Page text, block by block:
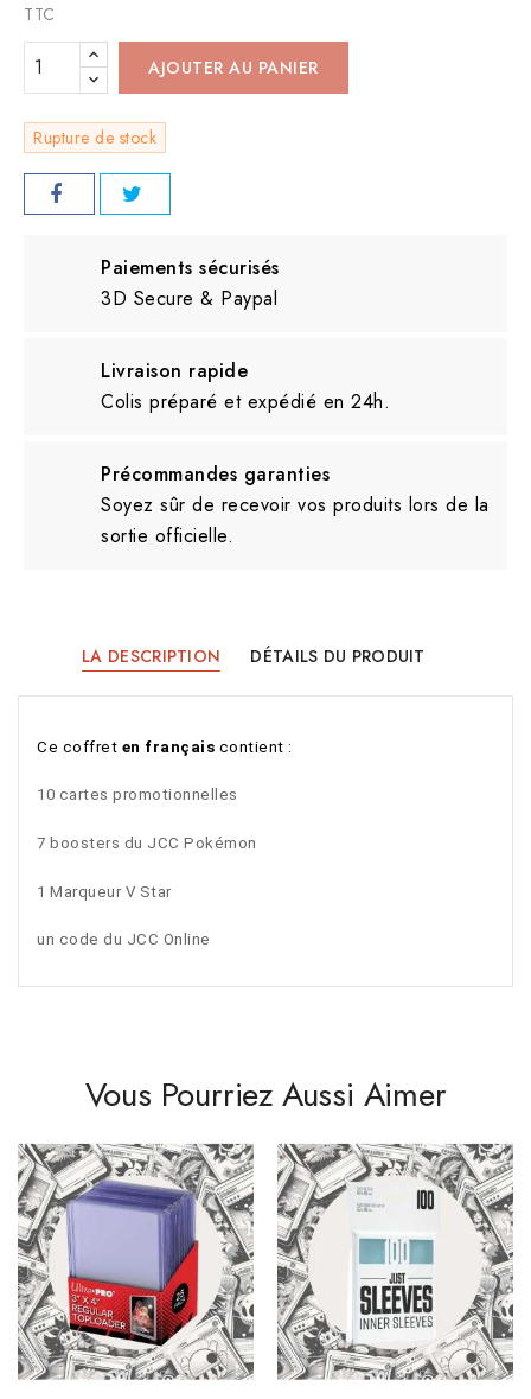
TTC
AJOUTER AU PANIER
Rupture de stock
Paiements sécurisés
3D Secure & Paypal
Livraison rapide
Colis préparé et expédié en 24h.
Précommandes garanties
Soyez sûr de recevoir vos produits lors de la
sortie officielle.
LA DESCRIPTION DÉTAILS DU PRODUIT
Ce coffret en français contient :
10 cartes promotionnelles
7 boosters du JCC Pokémon
1 Marqueur V Star
un code du JCC Online
Vous Pourriez Aussi Aimer